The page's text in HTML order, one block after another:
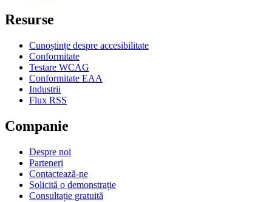
Resurse
Cunoștințe despre accesibilitate
Conformitate
Testare WCAG
Conformitate EAA
Industrii
Flux RSS
Companie
Despre noi
Parteneri
Contactează-ne
Solicită o demonstrație
Consultație gratuită